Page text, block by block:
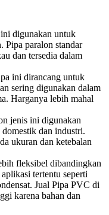
digunakan untuk
Pipa paralon standar
dan tersedia dalam
ini dirancang untuk
sering digunakan dalam
Harganya lebih mahal
jenis ini digunakan
dan industri.
ukuran dan ketebalan
fleksibel dibandingkan
tertentu seperti
Jual Pipa PVC di
karena bahan dan